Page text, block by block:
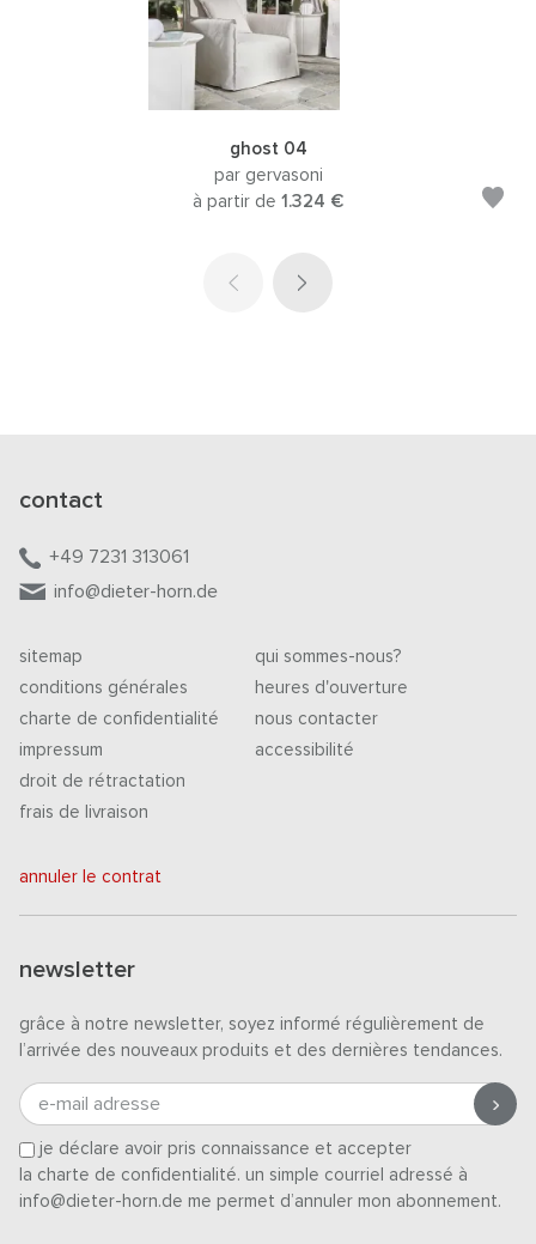
ghost 04
par gervasoni
à partir de 1.324 €
contact
+49 7231 313061
info@dieter-horn.de
sitemap
conditions générales
charte de confidentialité
impressum
droit de rétractation
frais de livraison
qui sommes-nous?
heures d'ouverture
nous contacter
accessibilité
annuler le contrat
newsletter
grâce à notre newsletter, soyez informé régulièrement de
l’arrivée des nouveaux produits et des dernières tendances.
e-mail adresse
je déclare avoir pris connaissance et accepter
la charte de confidentialité. un simple courriel adressé à
info@dieter-horn.de me permet d’annuler mon abonnement.